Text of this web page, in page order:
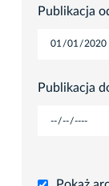
Publikacja
Publikacja